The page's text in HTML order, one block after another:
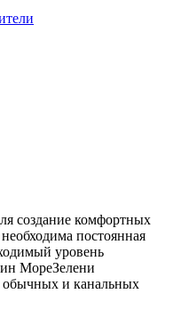
создание комфортных
постоянная
уровень
МореЗелени
обычных и канальных